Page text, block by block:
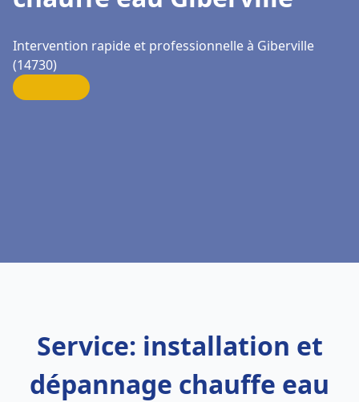
Intervention rapide et professionnelle à Giberville
(14730)
Service: installation et
dépannage chauffe eau